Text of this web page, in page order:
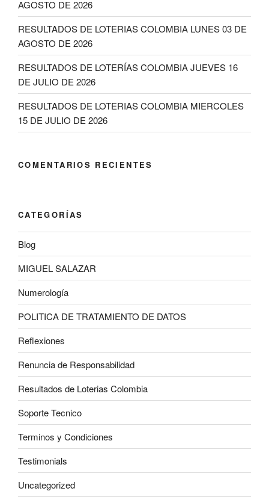
AGOSTO DE 2026
RESULTADOS DE LOTERIAS COLOMBIA LUNES 03 DE
AGOSTO DE 2026
RESULTADOS DE LOTERÍAS COLOMBIA JUEVES 16
DE JULIO DE 2026
RESULTADOS DE LOTERIAS COLOMBIA MIERCOLES
15 DE JULIO DE 2026
COMENTARIOS RECIENTES
CATEGORÍAS
Blog
MIGUEL SALAZAR
Numerología
POLITICA DE TRATAMIENTO DE DATOS
Reflexiones
Renuncia de Responsabilidad
Resultados de Loterias Colombia
Soporte Tecnico
Terminos y Condiciones
Testimonials
Uncategorized